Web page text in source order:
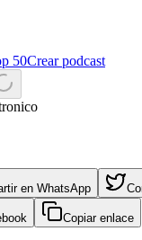
50Crear podcast
en WhatsApp
Copiar enlace